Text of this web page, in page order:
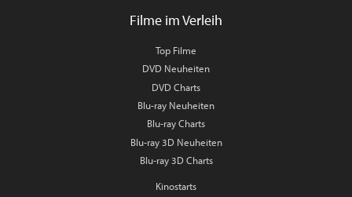
Filme im Verleih
Top Filme
DVD Neuheiten
DVD Charts
Blu-ray Neuheiten
Blu-ray Charts
Blu-ray 3D Neuheiten
Blu-ray 3D Charts
Kinostarts